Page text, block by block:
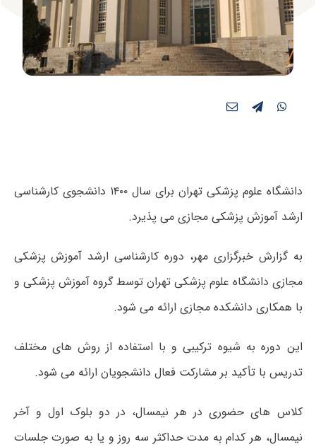
دانشگاه علوم پزشکی تهران برای سال ۱۴۰۰ دانشجوی کارشناسی
ارشد آموزش پزشکی مجازی می پذیرد.
به گزارش خبرگزاری مهر، دوره کارشناسی ارشد آموزش پزشکی
مجازی دانشگاه علوم پزشکی تهران توسط گروه آموزش پزشکی و
با همکاری دانشکده مجازی ارائه می شود.
این دوره به شیوه ترکیبی و با استفاده از روش های مختلف
تدریس با تأکید بر مشارکت فعال دانشجویان ارائه می شود.
کلاس های حضوری در هر نیمسال، در دو بلوک اول و آخر
نیمسال، هر کدام به مدت حداکثر سه روز و یا به صورت جلسات